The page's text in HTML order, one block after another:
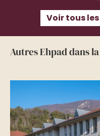
Voir tous
Autres Ehpad dans